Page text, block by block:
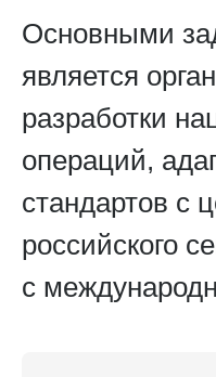
Основными
является
разработки
операций,
стандартов с
российского
с